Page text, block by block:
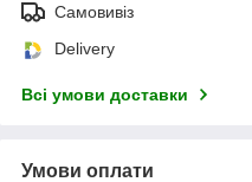
Самовивіз
Delivery
Всі умови доставки
Умови оплати